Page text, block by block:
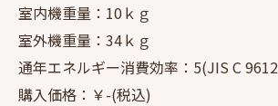
室内機重量：10ｋｇ
室外機重量：34ｋｇ
通年エネルギー消費効率：5(JIS C
購入価格：￥-(税込)